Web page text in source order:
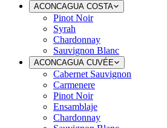
ACONCAGUA COSTA
Pinot Noir
Syrah
Chardonnay
Sauvignon Blanc
ACONCAGUA CUVÉE
Cabernet Sauvignon
Carmenere
Pinot Noir
Ensamblaje
Chardonnay